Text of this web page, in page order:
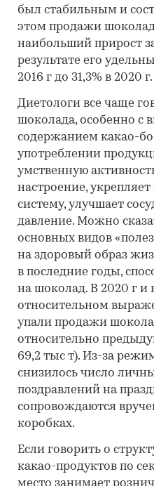
был стабильным и
этом продажи
наибольший прирост
результате его
2016 г до 31,3% в 2020 г.
Диетологи все чаще
шоколада, особенно
содержанием какао-
употреблении
умственную
настроение,
систему, улучшает
давление. Можно
основных видов
на здоровый образ
в последние годы,
на шоколад. В 2020 г и
относительном
упали продажи
относительно
69,2 тыс т). Из-за
снизилось число
поздравлений на
сопровождаются
коробках.
Если говорить о
какао-продуктов по
место занимает